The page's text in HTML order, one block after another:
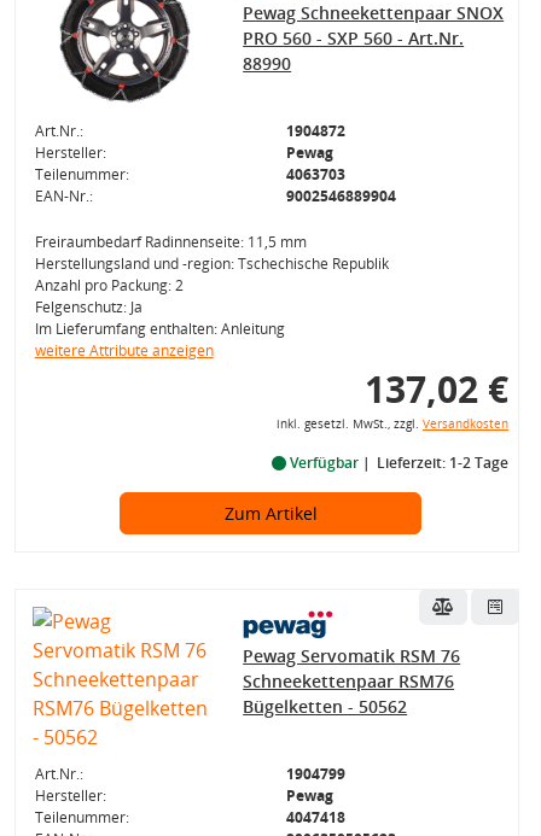
Pewag Schneekettenpaar SNOX
PRO 560 - SXP 560 - Art.Nr.
88990
Art.Nr.:
1904872
Hersteller:
Pewag
Teilenummer:
4063703
EAN-Nr.:
9002546889904
Freiraumbedarf Radinnenseite: 11,5 mm
Herstellungsland und -region: Tschechische Republik
Anzahl pro Packung: 2
Felgenschutz: Ja
Im Lieferumfang enthalten: Anleitung
weitere Attribute anzeigen
137,02 €
inkl. gesetzl. MwSt., zzgl. Versandkosten
Verfügbar Lieferzeit: 1-2 Tage
Zum Artikel
Pewag Servomatik RSM 76
Schneekettenpaar RSM76
Bügelketten - 50562
Art.Nr.:
1904799
Hersteller:
Pewag
Teilenummer:
4047418